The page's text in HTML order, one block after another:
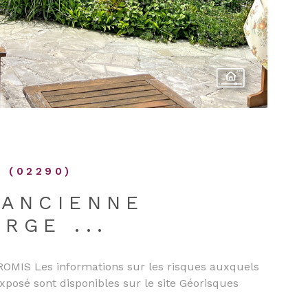
(02290)
...
Les informations sur les risques auxquels
sont disponibles sur le site Géorisques